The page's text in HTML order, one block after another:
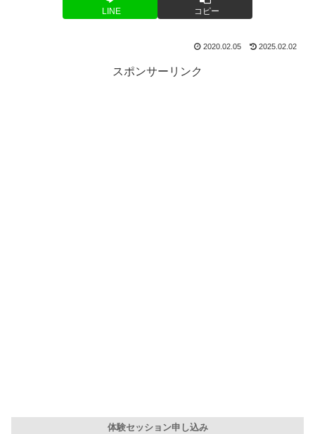
LINE コピー
2020.02.05 2025.02.02
スポンサーリンク
体験セッション申し込み